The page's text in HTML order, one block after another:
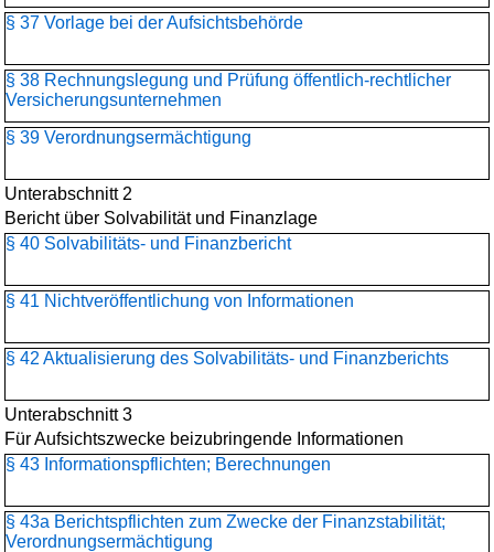
§ 37 Vorlage bei der Aufsichtsbehörde
§ 38 Rechnungslegung und Prüfung öffentlich-rechtlicher
Versicherungsunternehmen
§ 39 Verordnungsermächtigung
Unterabschnitt 2
Bericht über Solvabilität und Finanzlage
§ 40 Solvabilitäts- und Finanzbericht
§ 41 Nichtveröffentlichung von Informationen
§ 42 Aktualisierung des Solvabilitäts- und Finanzberichts
Unterabschnitt 3
Für Aufsichtszwecke beizubringende Informationen
§ 43 Informationspflichten; Berechnungen
§ 43a Berichtspflichten zum Zwecke der Finanzstabilität;
Verordnungsermächtigung